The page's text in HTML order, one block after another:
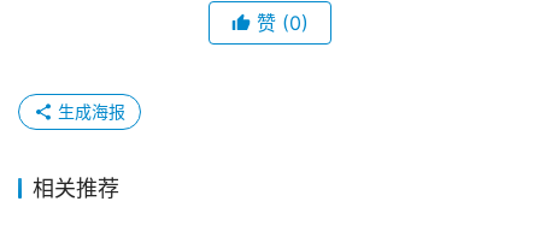
赞 (0)
生成海报
相关推荐